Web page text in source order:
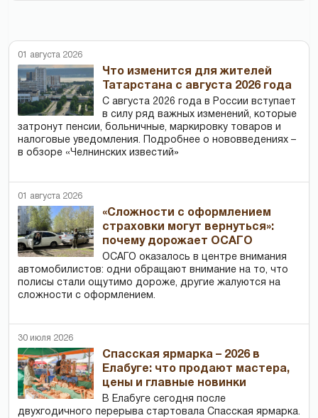
01 августа 2026
Что изменится для жителей
Татарстана с августа 2026 года
С августа 2026 года в России вступает
в силу ряд важных изменений, которые
затронут пенсии, больничные, маркировку товаров и
налоговые уведомления. Подробнее о нововведениях –
в обзоре «Челнинских известий»
01 августа 2026
«Сложности с оформлением
страховки могут вернуться»:
почему дорожает ОСАГО
ОСАГО оказалось в центре внимания
автомобилистов: одни обращают внимание на то, что
полисы стали ощутимо дороже, другие жалуются на
сложности с оформлением.
30 июля 2026
Спасская ярмарка – 2026 в
Елабуге: что продают мастера,
цены и главные новинки
В Елабуге сегодня после
двухгодичного перерыва стартовала Спасская ярмарка.